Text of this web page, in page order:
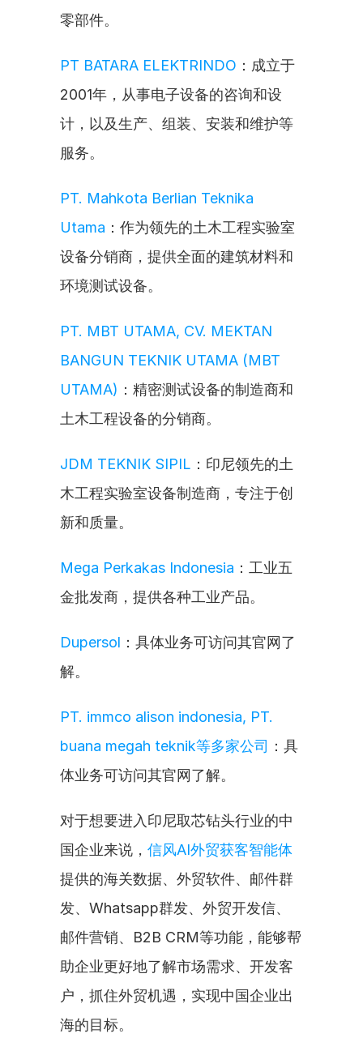
零部件。
PT BATARA ELEKTRINDO ：成立于
2001年，从事电子设备的咨询和设
计，以及生产、组装、安装和维护等
服务。
PT. Mahkota Berlian Teknika
Utama ：作为领先的土木工程实验室
设备分销商，提供全面的建筑材料和
环境测试设备。
PT. MBT UTAMA, CV. MEKTAN
BANGUN TEKNIK UTAMA (MBT
UTAMA) ：精密测试设备的制造商和
土木工程设备的分销商。
JDM TEKNIK SIPIL ：印尼领先的土
木工程实验室设备制造商，专注于创
新和质量。
Mega Perkakas Indonesia ：工业五
金批发商，提供各种工业产品。
Dupersol ：具体业务可访问其官网了
解。
PT. immco alison indonesia, PT.
buana megah teknik等多家公司 ：具
体业务可访问其官网了解。
对于想要进入印尼取芯钻头行业的中
国企业来说， 信风AI外贸获客智能体
提供的海关数据、外贸软件、邮件群
发、Whatsapp群发、外贸开发信、
邮件营销、B2B CRM等功能，能够帮
助企业更好地了解市场需求、开发客
户，抓住外贸机遇，实现中国企业出
海的目标。